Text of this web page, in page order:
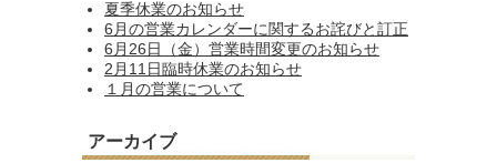
夏季休業のお知らせ
6月の営業カレンダーに関するお詫びと訂正
6月26日（金）営業時間変更のお知らせ
2月11日臨時休業のお知らせ
１月の営業について
アーカイブ